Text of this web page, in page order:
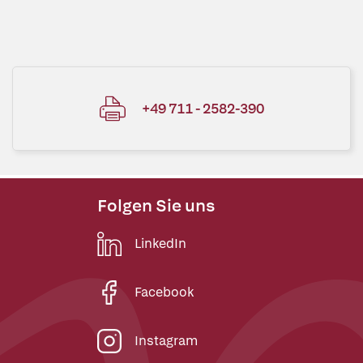
+49 711 - 2582-390
Folgen Sie uns
LinkedIn
Facebook
Instagram